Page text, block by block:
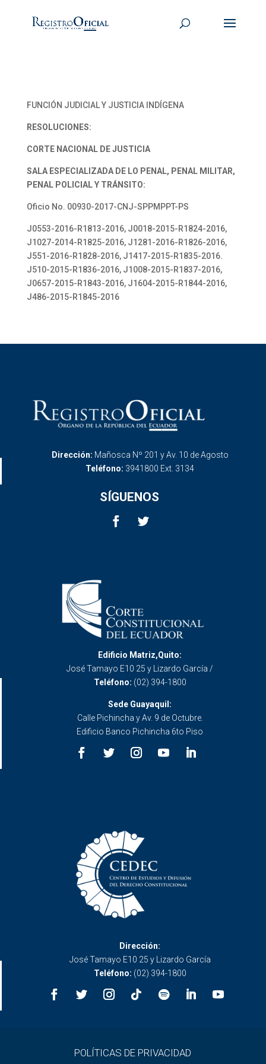
FUNCIÓN JUDICIAL Y JUSTICIA INDÍGENA
RESOLUCIONES:
CORTE NACIONAL DE JUSTICIA
SALA ESPECIALIZADA DE LO PENAL, PENAL MILITAR,
PENAL POLICIAL Y TRÁNSITO:
Oficio No. 00930-2017-CNJ-SPPMPPT-PS
J0553-2016-R1813-2016, J0018-2015-R1824-2016,
J1027-2014-R1825-2016, J1281-2016-R1826-2016,
J551-2016-R1828-2016, J1417-2015-R1835-2016.
J510-2015-R1836-2016, J1008-2015-R1837-2016,
J0657-2015-R1843-2016, J1604-2015-R1844-2016,
J486-2015-R1845-2016
Dirección: Mañosca Nº 201 y Av. 10 de Agosto
Teléfono: 3941800 Ext. 3134
SÍGUENOS
Edificio Matriz,Quito:
José Tamayo E10 25 y Lizardo García /
Teléfono: (02) 394-1800
Sede Guayaquil:
Calle Pichincha y Av. 9 de Octubre.
Edificio Banco Pichincha 6to Piso
Dirección:
José Tamayo E10 25 y Lizardo García
Teléfono: (02) 394-1800
POLÍTICAS DE PRIVACIDAD